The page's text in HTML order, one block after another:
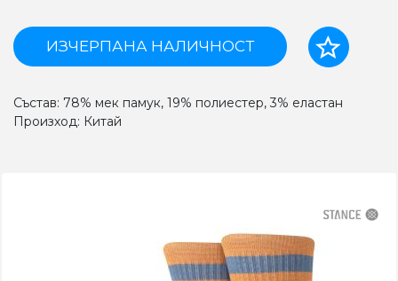
ИЗЧЕРПАНА НАЛИЧНОСТ
Състав: 78% мек памук, 19% полиестер, 3% еластан
Произход: Китай